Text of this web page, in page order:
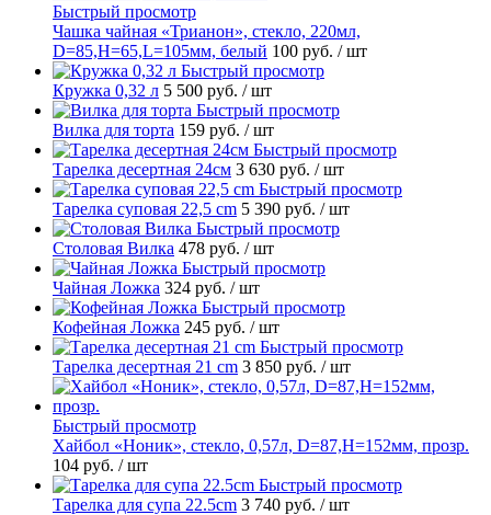
Быстрый просмотр
Чашка чайная «Трианон», стекло, 220мл,
D=85,H=65,L=105мм, белый 100 руб. / шт
Быстрый просмотр
Кружка 0,32 л 5 500 руб. / шт
Быстрый просмотр
Вилка для торта 159 руб. / шт
Быстрый просмотр
Тарелка десертная 24см 3 630 руб. / шт
Быстрый просмотр
Тарелка суповая 22,5 cm 5 390 руб. / шт
Быстрый просмотр
Столовая Вилка 478 руб. / шт
Быстрый просмотр
Чайная Ложка 324 руб. / шт
Быстрый просмотр
Кофейная Ложка 245 руб. / шт
Быстрый просмотр
Тарелка десертная 21 cm 3 850 руб. / шт
Быстрый просмотр
Хайбол «Ноник», стекло, 0,57л, D=87,H=152мм, прозр.
104 руб. / шт
Быстрый просмотр
Тарелка для супа 22.5cm 3 740 руб. / шт